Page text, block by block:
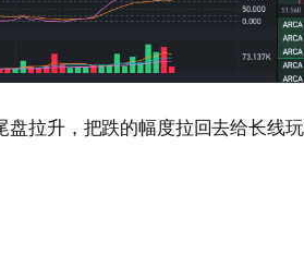
拉升，把跌的幅度拉回去给长线